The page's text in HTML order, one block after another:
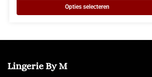
Opties selecteren
Lingerie By M